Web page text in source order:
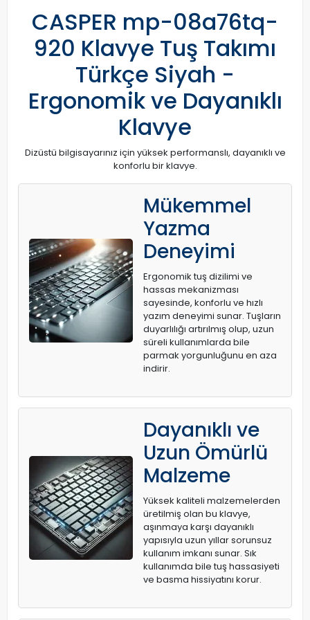
CASPER mp-08a76tq-
920 Klavye Tuş Takımı
Türkçe Siyah -
Ergonomik ve Dayanıklı
Klavye
Dizüstü bilgisayarınız için yüksek performanslı, dayanıklı ve
konforlu bir klavye.
Mükemmel
Yazma
Deneyimi
Ergonomik tuş dizilimi ve
hassas mekanizması
sayesinde, konforlu ve hızlı
yazım deneyimi sunar. Tuşların
duyarlılığı artırılmış olup, uzun
süreli kullanımlarda bile
parmak yorgunluğunu en aza
indirir.
Dayanıklı ve
Uzun Ömürlü
Malzeme
Yüksek kaliteli malzemelerden
üretilmiş olan bu klavye,
aşınmaya karşı dayanıklı
yapısıyla uzun yıllar sorunsuz
kullanım imkanı sunar. Sık
kullanımda bile tuş hassasiyeti
ve basma hissiyatını korur.